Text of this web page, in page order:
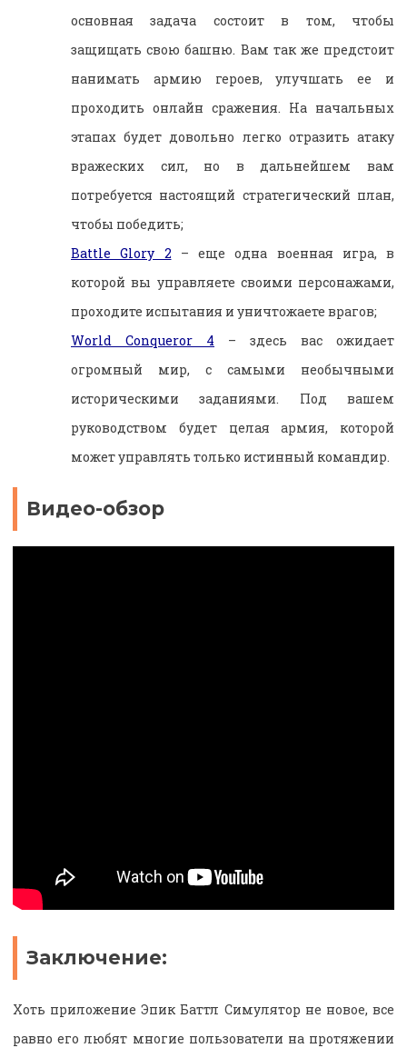
основная задача состоит в том, чтобы
защищать свою башню. Вам так же предстоит
нанимать армию героев, улучшать ее и
проходить онлайн сражения. На начальных
этапах будет довольно легко отразить атаку
вражеских сил, но в дальнейшем вам
потребуется настоящий стратегический план,
чтобы победить;
Battle Glory 2 – еще одна военная игра, в
которой вы управляете своими персонажами,
проходите испытания и уничтожаете врагов;
World Conqueror 4 – здесь вас ожидает
огромный мир, с самыми необычными
историческими заданиями. Под вашем
руководством будет целая армия, которой
может управлять только истинный командир.
Видео-обзор
Заключение:
Хоть приложение Эпик Баттл Симулятор не новое, все
равно его любят многие пользователи на протяжении